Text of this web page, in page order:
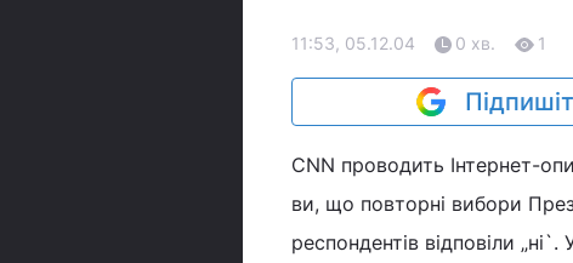
11:53, 05.12.04 0 хв. 1
CNN проводить Інтернет-
ви, що повторні вибори
респондентів відповіли